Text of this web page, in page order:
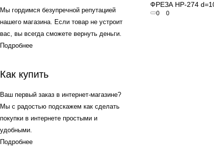
ФРЕЗА HP-274
0 0
Мы гордимся безупречной репутацией
нашего магазина. Если товар не устроит
вас, вы всегда сможете вернуть деньги.
Подробнее
Как купить
Ваш первый заказ в интернет-магазине?
Мы с радостью подскажем как сделать
покупки в интернете простыми и
удобными.
Подробнее